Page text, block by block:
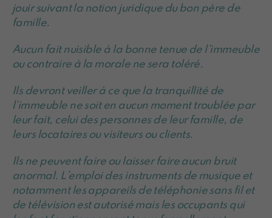
jouir suivant la notion juridique du bon père de
famille.
Aucun fait nuisible à la bonne tenue de l’immeuble
ou contraire à la morale ne sera toléré.
Ils devront veiller à ce que la tranquillité de
l’immeuble ne soit en aucun moment troublée par
leur fait, celui des personnes de leur famille, de
leurs locataires ou visiteurs ou clients.
Ils ne peuvent faire ou laisser faire aucun bruit
anormal. L’emploi des instruments de musique et
notamment les appareils de téléphonie sans fil et
de télévision est autorisé mais les occupants qui